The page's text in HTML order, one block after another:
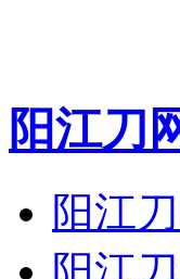
阳江刀
阳江